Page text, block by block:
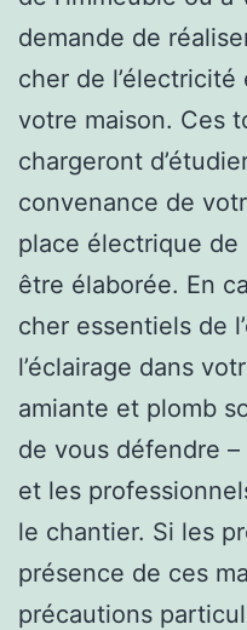
demande de
cher de l’électricité
votre maison. Ces
chargeront
convenance de
place électrique
être élaborée. En
cher essentiels de
l’éclairage dans
amiante et plomb
de vous défendre
et les
le chantier. Si les
présence de ces
précautions